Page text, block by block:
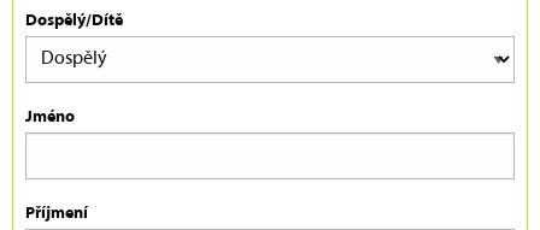
Dospělý/Dítě
Jméno
Příjmení